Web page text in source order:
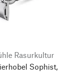
Rasurkultur
Sophist,